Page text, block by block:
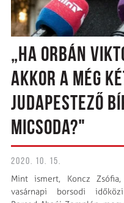
„HA ORBÁN
AKKOR A MÉG
JUDAPESTEZŐ
MICSODA?"
2020. 10. 15.
Mint ismert, Koncz
vasárnapi borsodi időközi